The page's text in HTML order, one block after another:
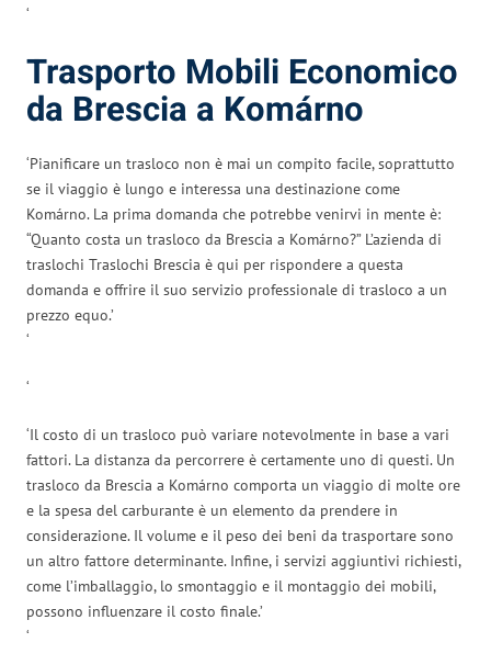
‘
Trasporto Mobili Economico
da Brescia a Komárno
‘Pianificare un trasloco non è mai un compito facile, soprattutto
se il viaggio è lungo e interessa una destinazione come
Komárno. La prima domanda che potrebbe venirvi in mente è:
“Quanto costa un trasloco da Brescia a Komárno?” L’azienda di
traslochi Traslochi Brescia è qui per rispondere a questa
domanda e offrire il suo servizio professionale di trasloco a un
prezzo equo.’
‘
‘
‘Il costo di un trasloco può variare notevolmente in base a vari
fattori. La distanza da percorrere è certamente uno di questi. Un
trasloco da Brescia a Komárno comporta un viaggio di molte ore
e la spesa del carburante è un elemento da prendere in
considerazione. Il volume e il peso dei beni da trasportare sono
un altro fattore determinante. Infine, i servizi aggiuntivi richiesti,
come l’imballaggio, lo smontaggio e il montaggio dei mobili,
possono influenzare il costo finale.’
‘